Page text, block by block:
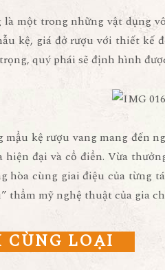
là một trong những vật dụng
kệ, giá đở rượu với thiết kế
quý phái sẽ định hình
kệ rượu vang mang đến
đại và cổ điển. Vừa
hòa cùng giai điệu của từng
thẩm mỹ nghệ thuật của gia
CÙNG LOẠI